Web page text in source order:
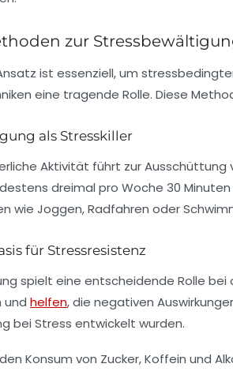
zur
ist essenziell, um
eine tragende Rolle. Diese
als Stresskiller
Aktivität führt zur
dreimal pro Woche 30
wie Joggen, Radfahren oder
für Stressresistenz
spielt eine entscheidende Rolle
und helfen, die negativen
bei Stress entwickelt wurden.
Konsum von Zucker, Koffein und